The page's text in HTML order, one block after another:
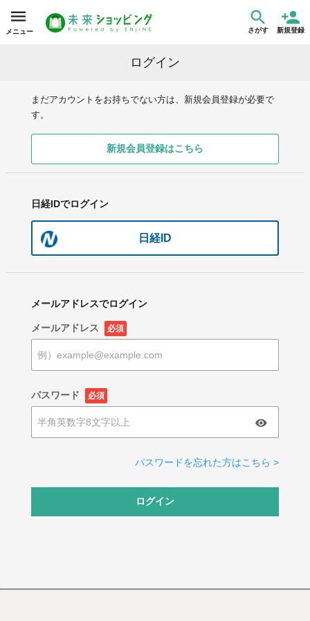
メニュー さがす 新規登録
ログイン
まだアカウントをお持ちでない方は、新規会員登録が必要で
す。
新規会員登録はこちら
日経IDでログイン
日経ID
メールアドレスでログイン
メールアドレス 必須
パスワード 必須
パスワードを忘れた方はこちら >
ログイン